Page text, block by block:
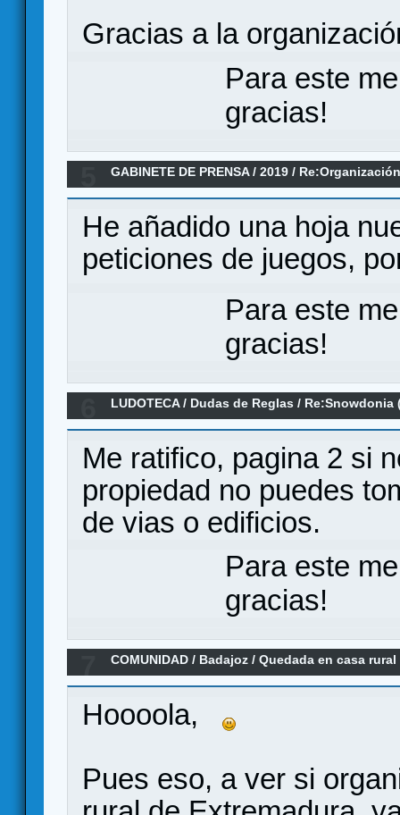
Gracias a la
Para este
gracias!
GABINETE DE PRENSA/2019 /
He añadido una hoja
peticiones de juegos,
Para este
gracias!
LUDOTECA/ Dudas de Reglas / Re:Snowdonia
Me ratifico, pagina 2 si
propiedad no puedes
de vias o edificios.
Para este
gracias!
COMUNIDAD / Badajoz /Quedada en casa
Animáos!
Hoooola,
Pues eso, a ver si